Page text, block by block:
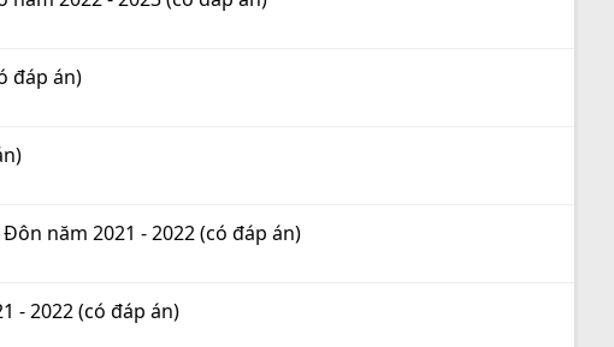
đáp án)
năm 2021 - 2022 (có đáp án)
- 2022 (có đáp án)